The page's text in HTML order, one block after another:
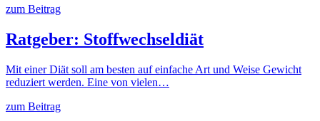
zum Beitrag
Ratgeber: Stoffwechseldiät
Mit einer Diät soll am besten auf einfache Art und Weise Gewicht
reduziert werden. Eine von vielen…
zum Beitrag